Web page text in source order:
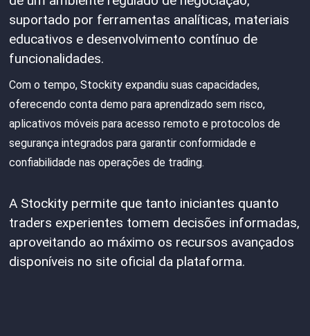
suportado por ferramentas analíticas, materiais
educativos e desenvolvimento contínuo de
funcionalidades.
Com o tempo, Stockity expandiu suas capacidades,
oferecendo conta demo para aprendizado sem risco,
aplicativos móveis para acesso remoto e protocolos de
segurança integrados para garantir conformidade e
confiabilidade nas operações de trading.
A Stockity permite que tanto iniciantes quanto
traders experientes tomem decisões informadas,
aproveitando ao máximo os recursos avançados
disponíveis no site oficial da plataforma.